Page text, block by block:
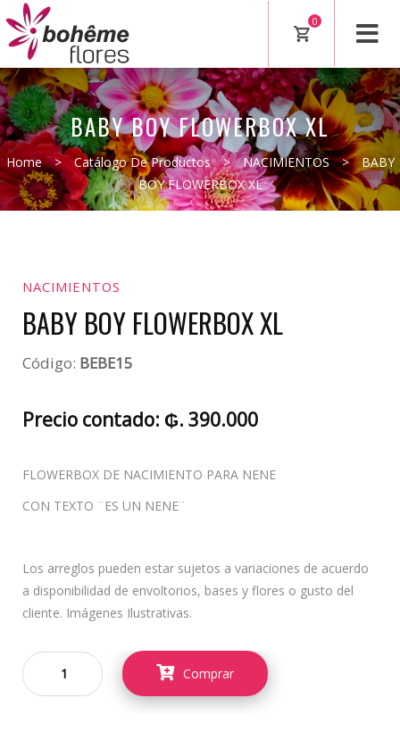
0
BABY BOY FLOWERBOX XL
Home > Catálogo De Productos > NACIMIENTOS >
BABY
BOY FLOWERBOX XL
NACIMIENTOS
BABY BOY FLOWERBOX XL
Código: BEBE15
Precio contado: ₲. 390.000
FLOWERBOX DE NACIMIENTO PARA NENE
CON TEXTO ¨ES UN NENE¨
Los arreglos pueden estar sujetos a variaciones de acuerdo
a disponibilidad de envoltorios, bases y flores o gusto del
cliente. Imágenes Ilustrativas.
Comprar